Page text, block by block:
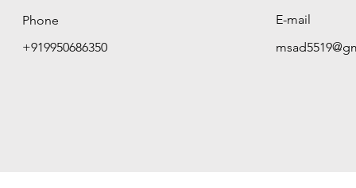
Phone
+919950686350
E-mail